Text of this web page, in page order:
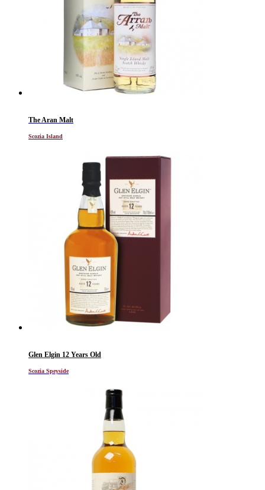
The Aran Malt
Scozia Island
Glen Elgin 12 Years Old
Scozia Speyside